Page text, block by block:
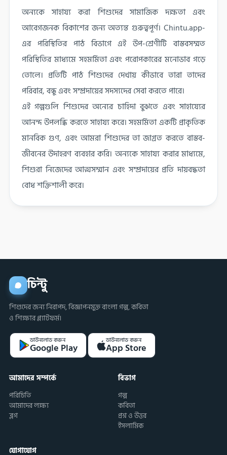
অন্যকে সাহায্য করা শিশুদের সামাজিক দক্ষতা এবং
আবেগজনক বিকাশের জন্য অত্যন্ত গুরুত্বপূর্ণ। Chintu.app-
এর পরিস্থিতির পাঠ বিভাগে এই উপ-শ্রেণীটি বাস্তবসম্মত
পরিস্থিতির মাধ্যমে সহমর্মিতা এবং পরোপকারের মনোভাব গড়ে
তোলে। প্রতিটি পাঠ শিশুদের দেখায় কীভাবে তারা তাদের
পরিবার, বন্ধু এবং সম্প্রদায়ের সদস্যদের সেবা করতে পারে।
এই গল্পগুলি শিশুদের অন্যের চাহিদা বুঝতে এবং সাহায্যের
আনন্দ উপলব্ধি করতে সাহায্য করে। সহমর্মিতা একটি প্রাকৃতিক
মানবিক গুণ, এবং আমরা শিশুদের তা জাগ্রত করতে বাস্তব-
জীবনের উদাহরণ ব্যবহার করি। অন্যকে সাহায্য করার মাধ্যমে,
শিশুরা নিজেদের আত্মসম্মান এবং সম্প্রদায়ের প্রতি দায়বদ্ধতা
বোধ শক্তিশালী করে।
চিন্টু
শিশুদের জন্য নিরাপদ, বিজ্ঞাপনমুক্ত বাংলা গল্প, কবিতা
ও শিক্ষার প্ল্যাটফর্ম।
ডাউনলোড করুন
Google Play
ডাউনলোড করুন
App Store
আমাদের সম্পর্কে
পরিচিতি
আমাদের লক্ষ্য
ব্লগ
বিভাগ
গল্প
কবিতা
প্রশ্ন ও উত্তর
ইসলামিক
যোগাযোগ